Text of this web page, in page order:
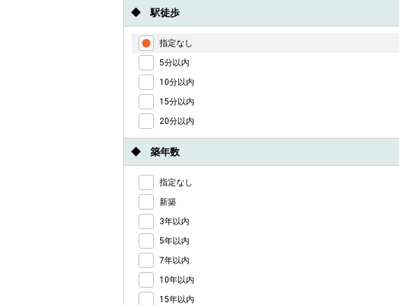
◆ 駅徒歩
指定なし
5分以内
10分以内
15分以内
20分以内
◆ 築年数
指定なし
新築
3年以内
5年以内
7年以内
10年以内
15年以内